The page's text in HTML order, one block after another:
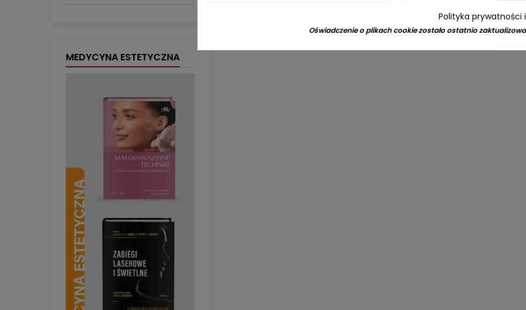
MEDYCYNA ESTETYCZNA
Polityka prywatności
Oświadczenie o plikach cookie zostało ostatnio